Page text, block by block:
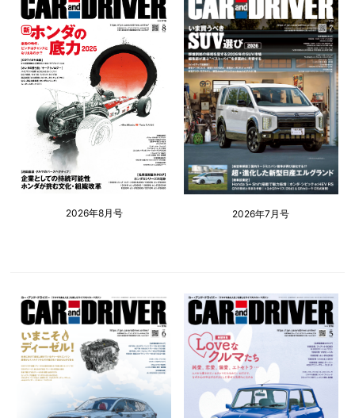
2026年8月号 2026年7月号